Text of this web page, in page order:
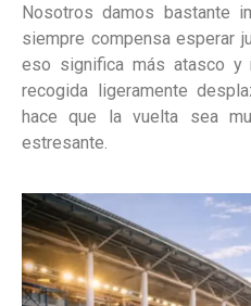
Nosotros damos bastante
siempre compensa esperar
eso significa más atasco y
recogida ligeramente
hace que la vuelta sea
estresante.